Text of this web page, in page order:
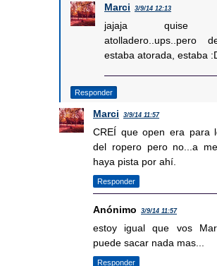
Marci 3/9/14 12:13
jajaja quise
atolladero..ups..pero
estaba atorada, estaba
Responder
Marci 3/9/14 11:57
CREÍ que open era para
del ropero pero no...a
haya pista por ahí.
Responder
Anónimo 3/9/14 11:57
estoy igual que vos
puede sacar nada mas...
Responder